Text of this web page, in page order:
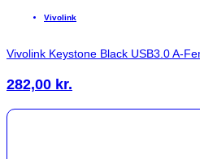
Vivolink
Vivolink Keystone Black USB3.0 A-
282,00 kr.